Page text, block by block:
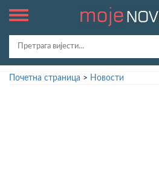
Почетна страница > Новости